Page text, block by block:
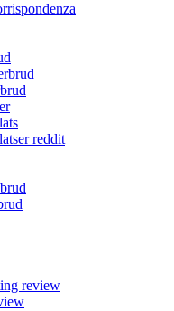
reddit
review